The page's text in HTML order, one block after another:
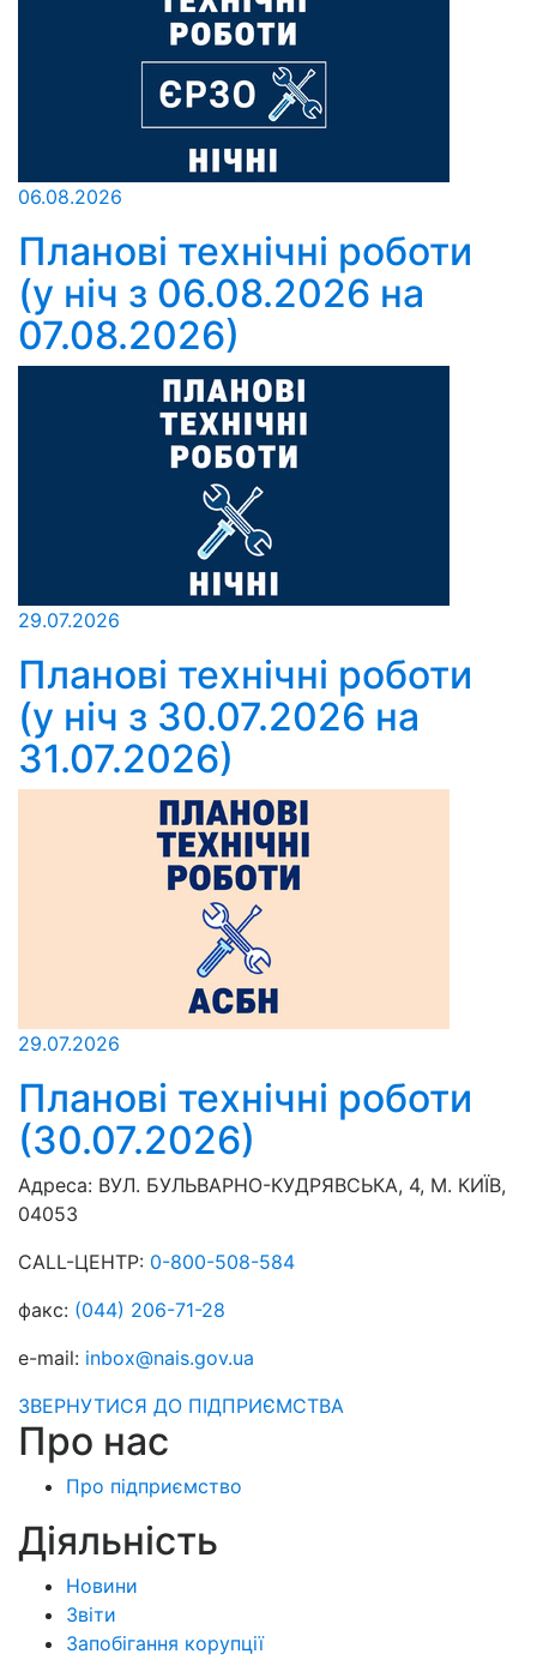
06.08.2026
Планові технічні роботи
(у ніч з 06.08.2026 на
07.08.2026)
29.07.2026
Планові технічні роботи
(у ніч з 30.07.2026 на
31.07.2026)
29.07.2026
Планові технічні роботи
(30.07.2026)
Адреса: ВУЛ. БУЛЬВАРНО-КУДРЯВСЬКА, 4, М. КИЇВ,
04053
CALL-ЦЕНТР: 0-800-508-584
факс: (044) 206-71-28
e-mail: inbox@nais.gov.ua
ЗВЕРНУТИСЯ ДО ПІДПРИЄМСТВА
Про нас
Про підприємство
Діяльність
Новини
Звіти
Запобігання корупції